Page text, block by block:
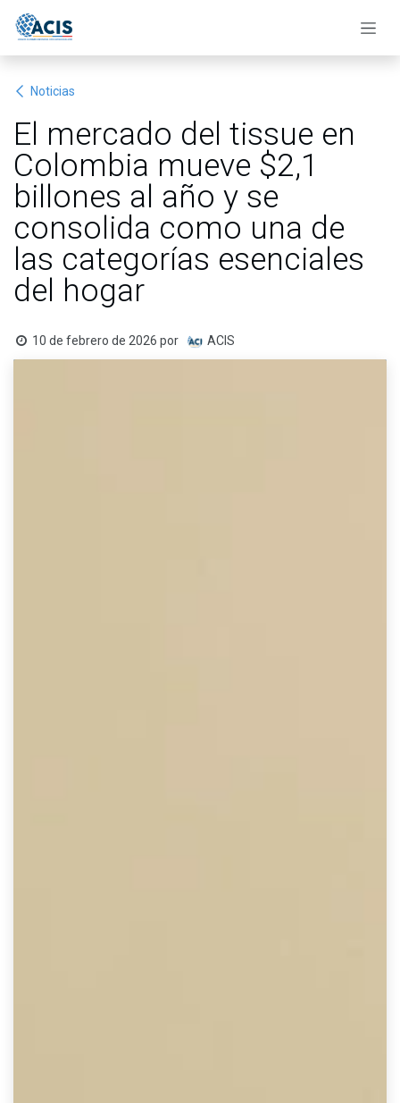
Noticias
El mercado del tissue en
Colombia mueve $2,1
billones al año y se
consolida como una de
las categorías esenciales
del hogar
10 de febrero de 2026 por ACIS